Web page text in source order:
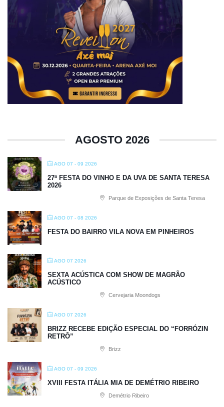
AGOSTO 2026
AGO 07 - 09 2026
27ª FESTA DO VINHO E DA UVA DE SANTA TERESA
2026
Parque de Exposições de Santa Teresa
AGO 07 - 08 2026
FESTA DO BAIRRO VILA NOVA EM PINHEIROS
AGO 07 2026
SEXTA ACÚSTICA COM SHOW DE MAGRÃO
ACÚSTICO
Cervejaria Moondogs
AGO 07 2026
BRIZZ RECEBE EDIÇÃO ESPECIAL DO “FORRÓZIN
RETRÔ”
Brizz
AGO 07 - 09 2026
XVIII FESTA ITÁLIA MIA DE DEMÉTRIO RIBEIRO
Demétrio Ribeiro